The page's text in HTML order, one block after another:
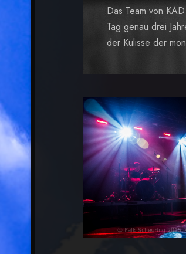
Das Team von
Tag genau drei
der Kulisse der